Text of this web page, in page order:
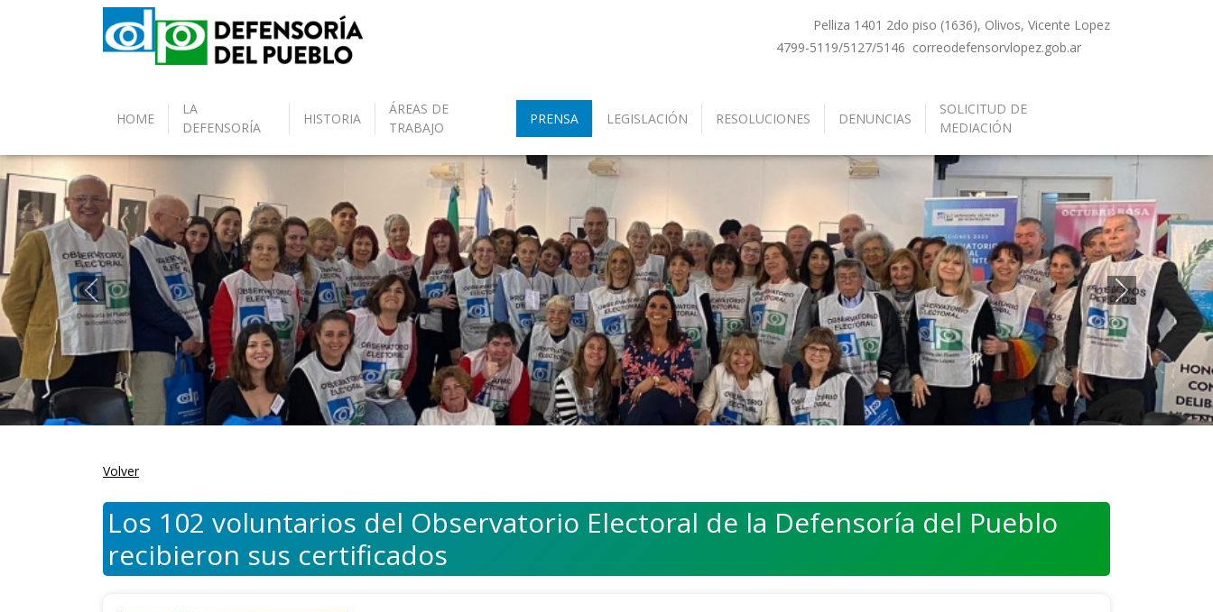
Pelliza 1401 2do piso (1636), Olivos, Vicente Lopez
4799-5119/5127/5146 correodefensorvlopez.gob.ar
HOME
LA
DEFENSORÍA
HISTORIA
ÁREAS DE
TRABAJO
PRENSA LEGISLACIÓN RESOLUCIONES DENUNCIAS
SOLICITUD DE
MEDIACIÓN
Anterior Siguiente
Volver
Los 102 voluntarios del Observatorio Electoral de la Defensoría del Pueblo
recibieron sus certificados